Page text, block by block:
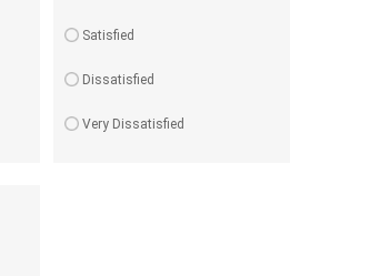
Satisfied
Dissatisfied
Very Dissatisfied